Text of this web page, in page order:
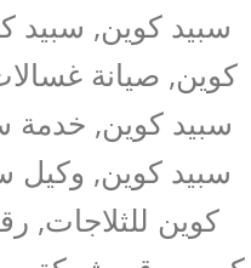
سبيد كوين, سبيد
كوين, صيانة
سبيد كوين, خدمة
سبيد كوين, وكيل
كوين للثلاجات,